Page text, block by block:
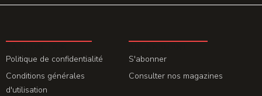
Politique de confidentialité
Conditions générales
d'utilisation
S'abonner
Consulter nos magazines